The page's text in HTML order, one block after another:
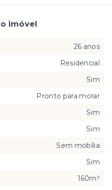
imóvel
26 anos
Residencial
Sim
Pronto para morar
Sim
Sim
Sem mobília
Sim
160m²